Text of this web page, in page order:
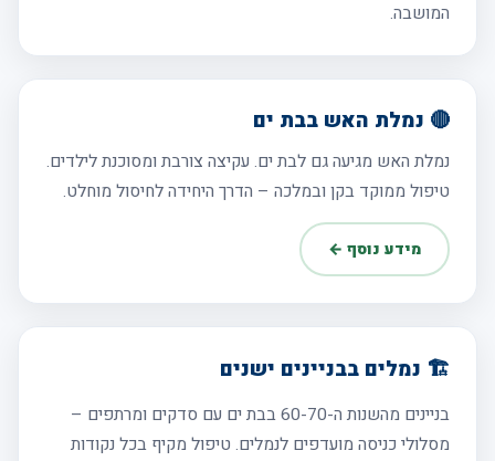
המושבה.
🔴 נמלת האש בבת ים
נמלת האש מגיעה גם לבת ים. עקיצה צורבת ומסוכנת לילדים.
טיפול ממוקד בקן ובמלכה – הדרך היחידה לחיסול מוחלט.
מידע נוסף ←
🏗️ נמלים בבניינים ישנים
בניינים מהשנות ה-60-70 בבת ים עם סדקים ומרתפים –
מסלולי כניסה מועדפים לנמלים. טיפול מקיף בכל נקודות